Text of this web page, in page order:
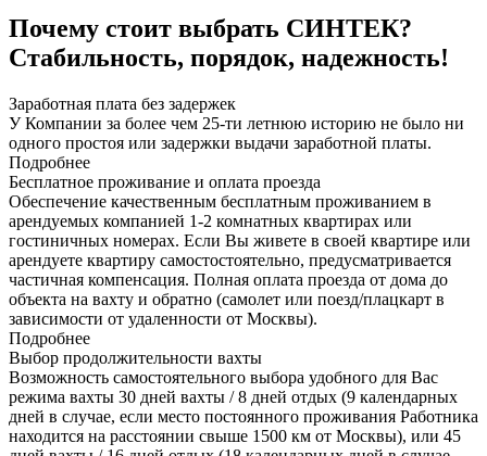
Почему стоит выбрать СИНТЕК?
Стабильность, порядок, надежность!
Заработная плата без задержек
У Компании за более чем 25-ти летнюю историю не было ни
одного простоя или задержки выдачи заработной платы.
Подробнее
Бесплатное проживание и оплата проезда
Обеспечение качественным бесплатным проживанием в
арендуемых компанией 1-2 комнатных квартирах или
гостиничных номерах. Если Вы живете в своей квартире или
арендуете квартиру самостостоятельно, предусматривается
частичная компенсация. Полная оплата проезда от дома до
объекта на вахту и обратно (самолет или поезд/плацкарт в
зависимости от удаленности от Москвы).
Подробнее
Выбор продолжительности вахты
Возможность самостоятельного выбора удобного для Вас
режима вахты 30 дней вахты / 8 дней отдых (9 календарных
дней в случае, если место постоянного проживания Работника
находится на расстоянии свыше 1500 км от Москвы), или 45